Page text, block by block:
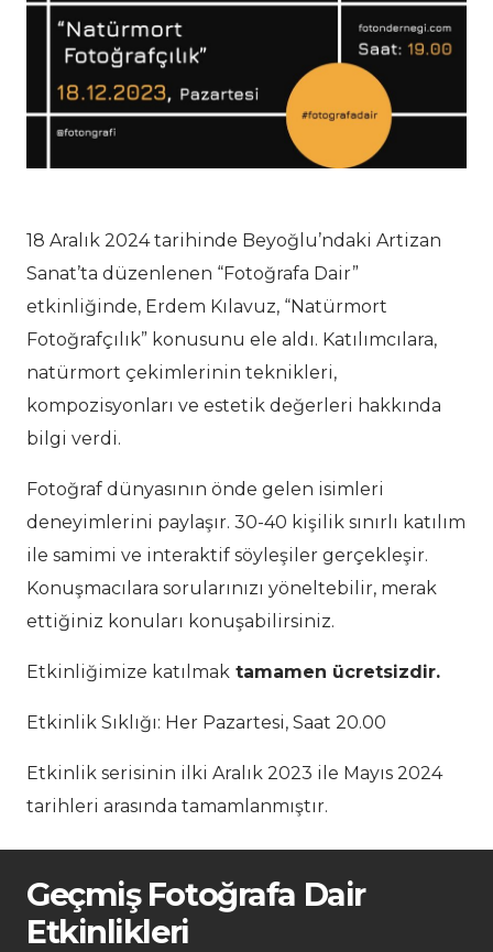
18 Aralık 2024 tarihinde Beyoğlu’ndaki Artizan
Sanat’ta düzenlenen “Fotoğrafa Dair”
etkinliğinde, Erdem Kılavuz, “Natürmort
Fotoğrafçılık” konusunu ele aldı. Katılımcılara,
natürmort çekimlerinin teknikleri,
kompozisyonları ve estetik değerleri hakkında
bilgi verdi.
Fotoğraf dünyasının önde gelen isimleri
deneyimlerini paylaşır. 30-40 kişilik sınırlı katılım
ile samimi ve interaktif söyleşiler gerçekleşir.
Konuşmacılara sorularınızı yöneltebilir, merak
ettiğiniz konuları konuşabilirsiniz.
Etkinliğimize katılmak tamamen ücretsizdir.
Etkinlik Sıklığı: Her Pazartesi, Saat 20.00
Etkinlik serisinin ilki Aralık 2023 ile Mayıs 2024
tarihleri arasında tamamlanmıştır.
Geçmiş Fotoğrafa Dair
Etkinlikleri